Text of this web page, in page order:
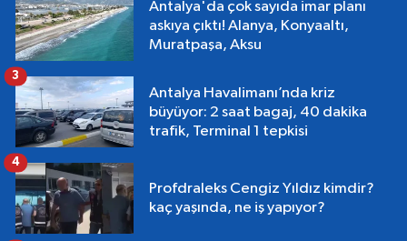
Antalya'da çok sayıda imar planı
askıya çıktı! Alanya, Konyaaltı,
Muratpaşa, Aksu
Antalya Havalimanı’nda kriz
büyüyor: 2 saat bagaj, 40 dakika
trafik, Terminal 1 tepkisi
3
Profdraleks Cengiz Yıldız kimdir?
kaç yaşında, ne iş yapıyor?
4